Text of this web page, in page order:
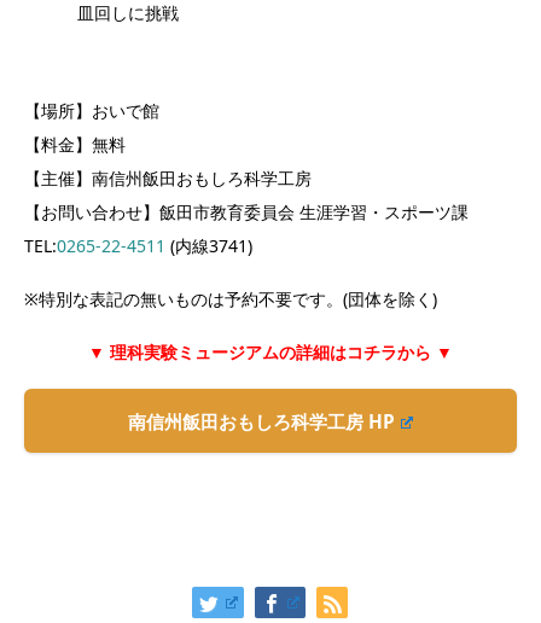
皿回しに挑戦
【場所】おいで館
【料金】無料
【主催】南信州飯田おもしろ科学工房
【お問い合わせ】飯田市教育委員会 生涯学習・スポーツ課
TEL:0265-22-4511 (内線3741)
※特別な表記の無いものは予約不要です。(団体を除く)
▼ 理科実験ミュージアムの詳細はコチラから ▼
南信州飯田おもしろ科学工房 HP